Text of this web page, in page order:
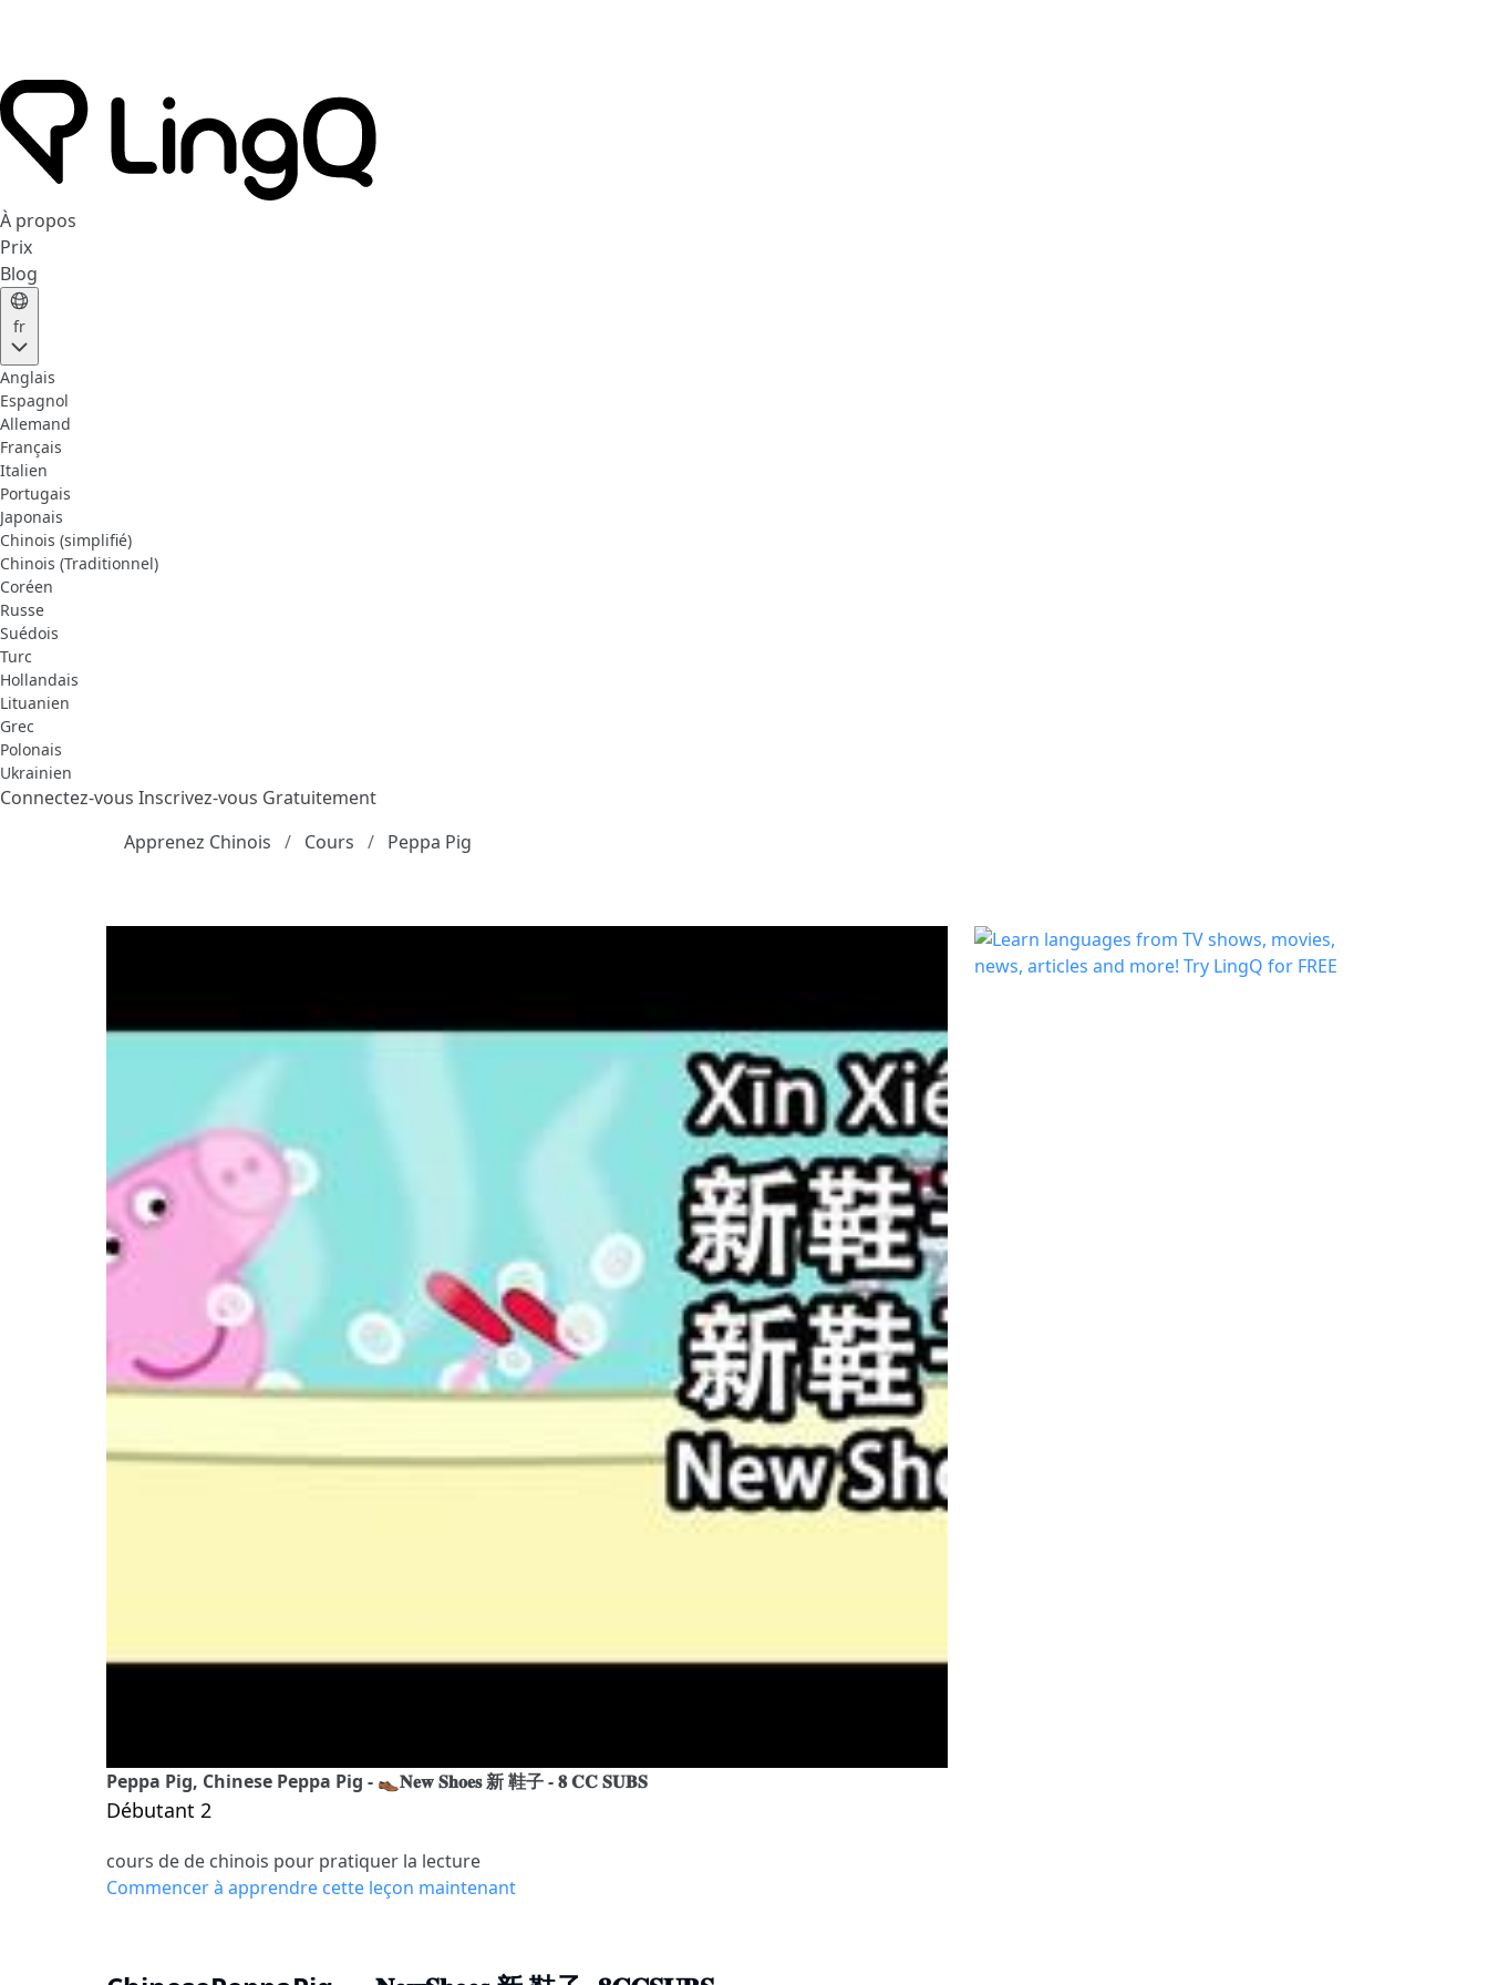
À propos
Prix
Blog
fr
Anglais
Espagnol
Allemand
Français
Italien
Portugais
Japonais
Chinois (simplifié)
Chinois (Traditionnel)
Coréen
Russe
Suédois
Turc
Hollandais
Lituanien
Grec
Polonais
Ukrainien
Connectez-vous Inscrivez-vous Gratuitement
Apprenez Chinois
Cours Peppa Pig
Peppa Pig, Chinese Peppa Pig - 👞𝐍𝐞𝐰 𝐒𝐡𝐨𝐞𝐬 新 鞋子 - 𝟖 𝐂𝐂 𝐒𝐔𝐁𝐒
Débutant 2
cours de de chinois pour pratiquer la lecture
Commencer à apprendre cette leçon maintenant